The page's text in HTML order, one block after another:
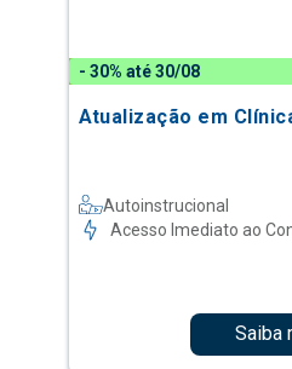
- 30% até 30/08
Atualização em
Autoinstrucional
Acesso Imediato ao
Saiba